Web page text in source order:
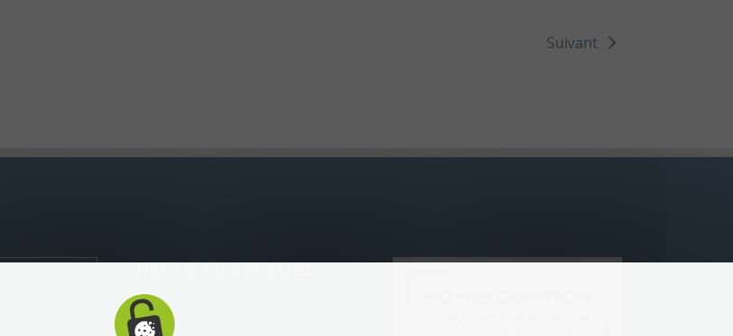
Suivant
INFOS PRATIQUES
Calendrier scolaire
Fournitures et matériels